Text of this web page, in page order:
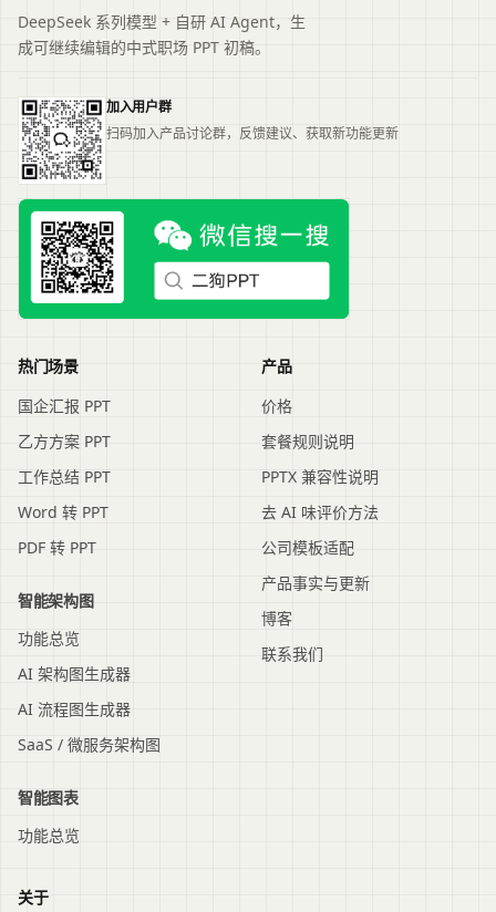
DeepSeek 系列模型 + 自研 AI Agent，生
成可继续编辑的中式职场 PPT 初稿。
加入用户群
扫码加入产品讨论群，反馈建议、获取新功能更新
热门场景
国企汇报 PPT
乙方方案 PPT
工作总结 PPT
Word 转 PPT
PDF 转 PPT
智能架构图
功能总览
AI 架构图生成器
AI 流程图生成器
SaaS / 微服务架构图
智能图表
功能总览
产品
价格
套餐规则说明
PPTX 兼容性说明
去 AI 味评价方法
公司模板适配
产品事实与更新
博客
联系我们
关于